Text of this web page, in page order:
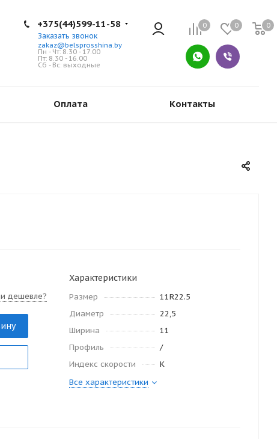
0 0 0
+375(44)599-11-58
Заказать звонок
zakaz@belsprosshina.by
Пн - Чт: 8.30 - 17.00
Пт: 8.30 - 16.00
Сб - Вс: выходные
Оплата Контакты
дешевле?
Характеристики
Размер
11R22.5
Диаметр
22,5
Ширина
11
Профиль
/
Индекс скорости
K
Все характеристики